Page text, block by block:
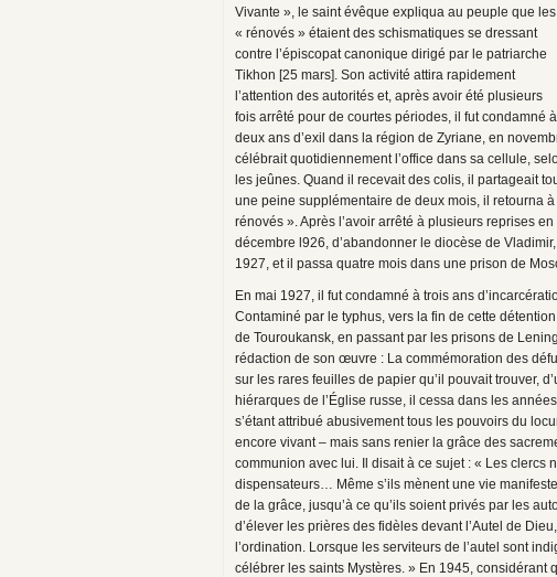
Vivante », le saint évêque expliqua au peuple que les
« rénovés » étaient des schismatiques se dressant
contre l’épiscopat canonique dirigé par le patriarche
Tikhon [25 mars]. Son activité attira rapidement
l’attention des autorités et, après avoir été plusieurs
fois arrêté pour de courtes périodes, il fut condamné à
deux ans d’exil dans la région de Zyriane, en
célébrait quotidiennement l’office dans sa cellule,
les jeûnes. Quand il recevait des colis, il partageait
une peine supplémentaire de deux mois, il retourna
rénovés ». Après l’avoir arrêté à plusieurs reprises
décembre l926, d’abandonner le diocèse de
1927, et il passa quatre mois dans une prison de
En mai 1927, il fut condamné à trois ans
Contaminé par le typhus, vers la fin de cette
de Touroukansk, en passant par les prisons de
rédaction de son œuvre : La commémoration des
sur les rares feuilles de papier qu’il pouvait trouver,
hiérarques de l’Église russe, il cessa dans les
s’étant attribué abusivement tous les pouvoirs du
encore vivant – mais sans renier la grâce des
communion avec lui. Il disait à ce sujet : « Les clercs
dispensateurs… Même s’ils mènent une vie
de la grâce, jusqu’à ce qu’ils soient privés par les
d’élever les prières des fidèles devant l’Autel de
l’ordination. Lorsque les serviteurs de l’autel sont
célébrer les saints Mystères. » En 1945,